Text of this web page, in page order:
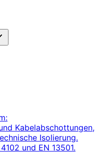
Kabelabschottungen,
Isolierung.
und EN 13501.